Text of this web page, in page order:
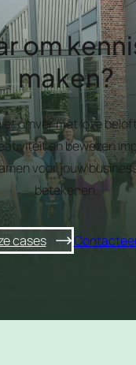
om
maken?
omver met loze
en bewezen
voor jouw
betekenen.
cases